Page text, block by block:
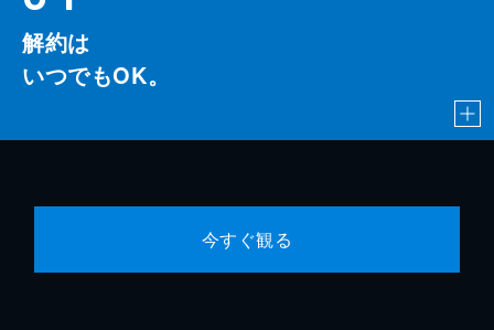
解約は
いつでもOK。
今すぐ観る